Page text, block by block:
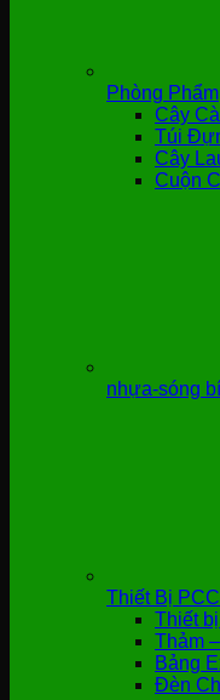
Phòng Phẩm
Cây
Túi
Cây
Cuộn
nhựa-sóng
Thiết Bị
Thiết
Thảm
Bảng
Đèn